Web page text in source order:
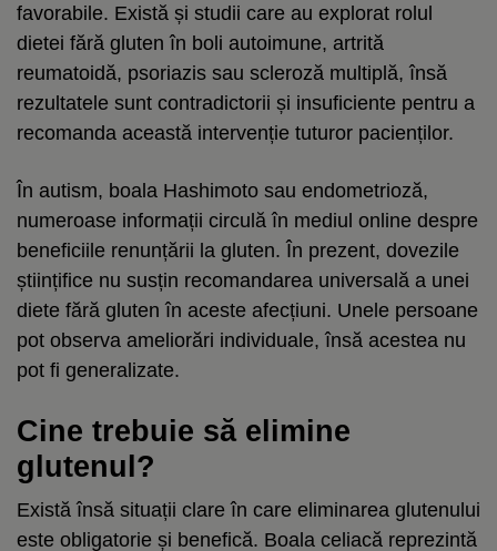
favorabile. Există și studii care au explorat rolul
dietei fără gluten în boli autoimune, artrită
reumatoidă, psoriazis sau scleroză multiplă, însă
rezultatele sunt contradictorii și insuficiente pentru a
recomanda această intervenție tuturor pacienților.
În autism, boala Hashimoto sau endometrioză,
numeroase informații circulă în mediul online despre
beneficiile renunțării la gluten. În prezent, dovezile
științifice nu susțin recomandarea universală a unei
diete fără gluten în aceste afecțiuni. Unele persoane
pot observa ameliorări individuale, însă acestea nu
pot fi generalizate.
Cine trebuie să elimine
glutenul?
Există însă situații clare în care eliminarea glutenului
este obligatorie și benefică. Boala celiacă reprezintă